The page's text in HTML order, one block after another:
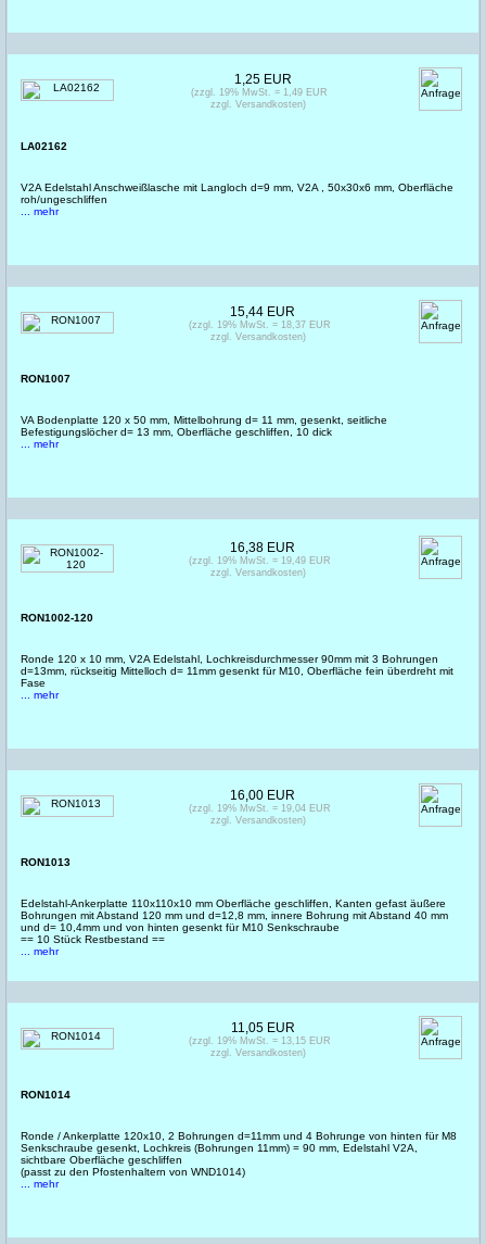
LA02162
V2A Edelstahl Anschweißlasche mit Langloch d=9 mm, V2A , 50x30x6 mm, Oberfläche
roh/ungeschliffen
... mehr
1,25 EUR
(zzgl. 19% MwSt. = 1,49 EUR
zzgl. Versandkosten)
RON1007
VA Bodenplatte 120 x 50 mm, Mittelbohrung d= 11 mm, gesenkt, seitliche
Befestigungslöcher d= 13 mm, Oberfläche geschliffen, 10 dick
... mehr
15,44 EUR
(zzgl. 19% MwSt. = 18,37 EUR
zzgl. Versandkosten)
RON1002-120
Ronde 120 x 10 mm, V2A Edelstahl, Lochkreisdurchmesser 90mm mit 3 Bohrungen
d=13mm, rückseitig Mittelloch d= 11mm gesenkt für M10, Oberfläche fein überdreht mit
Fase
... mehr
16,38 EUR
(zzgl. 19% MwSt. = 19,49 EUR
zzgl. Versandkosten)
RON1013
Edelstahl-Ankerplatte 110x110x10 mm Oberfläche geschliffen, Kanten gefast äußere
Bohrungen mit Abstand 120 mm und d=12,8 mm, innere Bohrung mit Abstand 40 mm
und d= 10,4mm und von hinten gesenkt für M10 Senkschraube
== 10 Stück Restbestand ==
... mehr
16,00 EUR
(zzgl. 19% MwSt. = 19,04 EUR
zzgl. Versandkosten)
RON1014
Ronde / Ankerplatte 120x10, 2 Bohrungen d=11mm und 4 Bohrunge von hinten für M8
Senkschraube gesenkt, Lochkreis (Bohrungen 11mm) = 90 mm, Edelstahl V2A,
sichtbare Oberfläche geschliffen
(passt zu den Pfostenhaltern von WND1014)
... mehr
11,05 EUR
(zzgl. 19% MwSt. = 13,15 EUR
zzgl. Versandkosten)